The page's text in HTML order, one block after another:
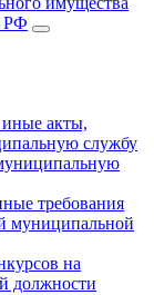
РФ
акты,
службу
требования
муниципальной
на
должности